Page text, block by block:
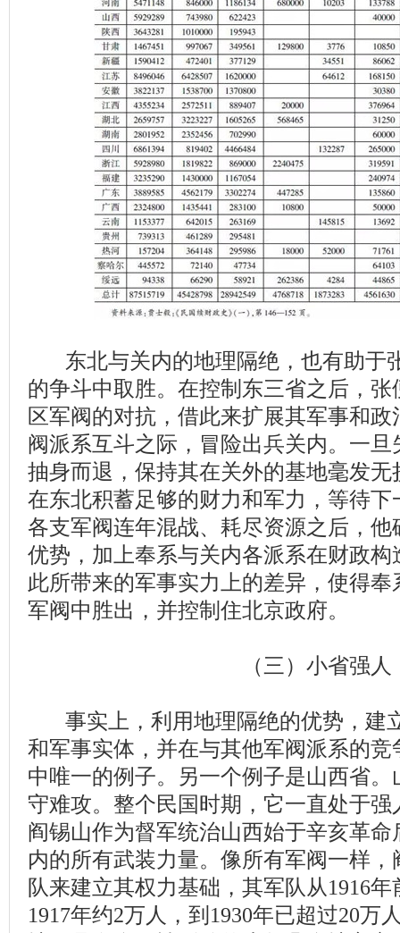
东北与关内的地理隔绝，也有助于
的争斗中取胜。在控制东三省之后，
区军阀的对抗，借此来扩展其军事和
阀派系互斗之际，冒险出兵关内。一
抽身而退，保持其在关外的基地毫发
在东北积蓄足够的财力和军力，等待
各支军阀连年混战、耗尽资源之后，
优势，加上奉系与关内各派系在财政
此所带来的军事实力上的差异，使得
军阀中胜出，并控制住北京政府。
（三）小省强人
事实上，利用地理隔绝的优势，建
和军事实体，并在与其他军阀派系的
中唯一的例子。另一个例子是山西省
守难攻。整个民国时期，它一直处于
阎锡山作为督军统治山西始于辛亥革命
内的所有武装力量。像所有军阀一样
队来建立其权力基础，其军队从1916
1917年约2万人，到1930年已超过20万